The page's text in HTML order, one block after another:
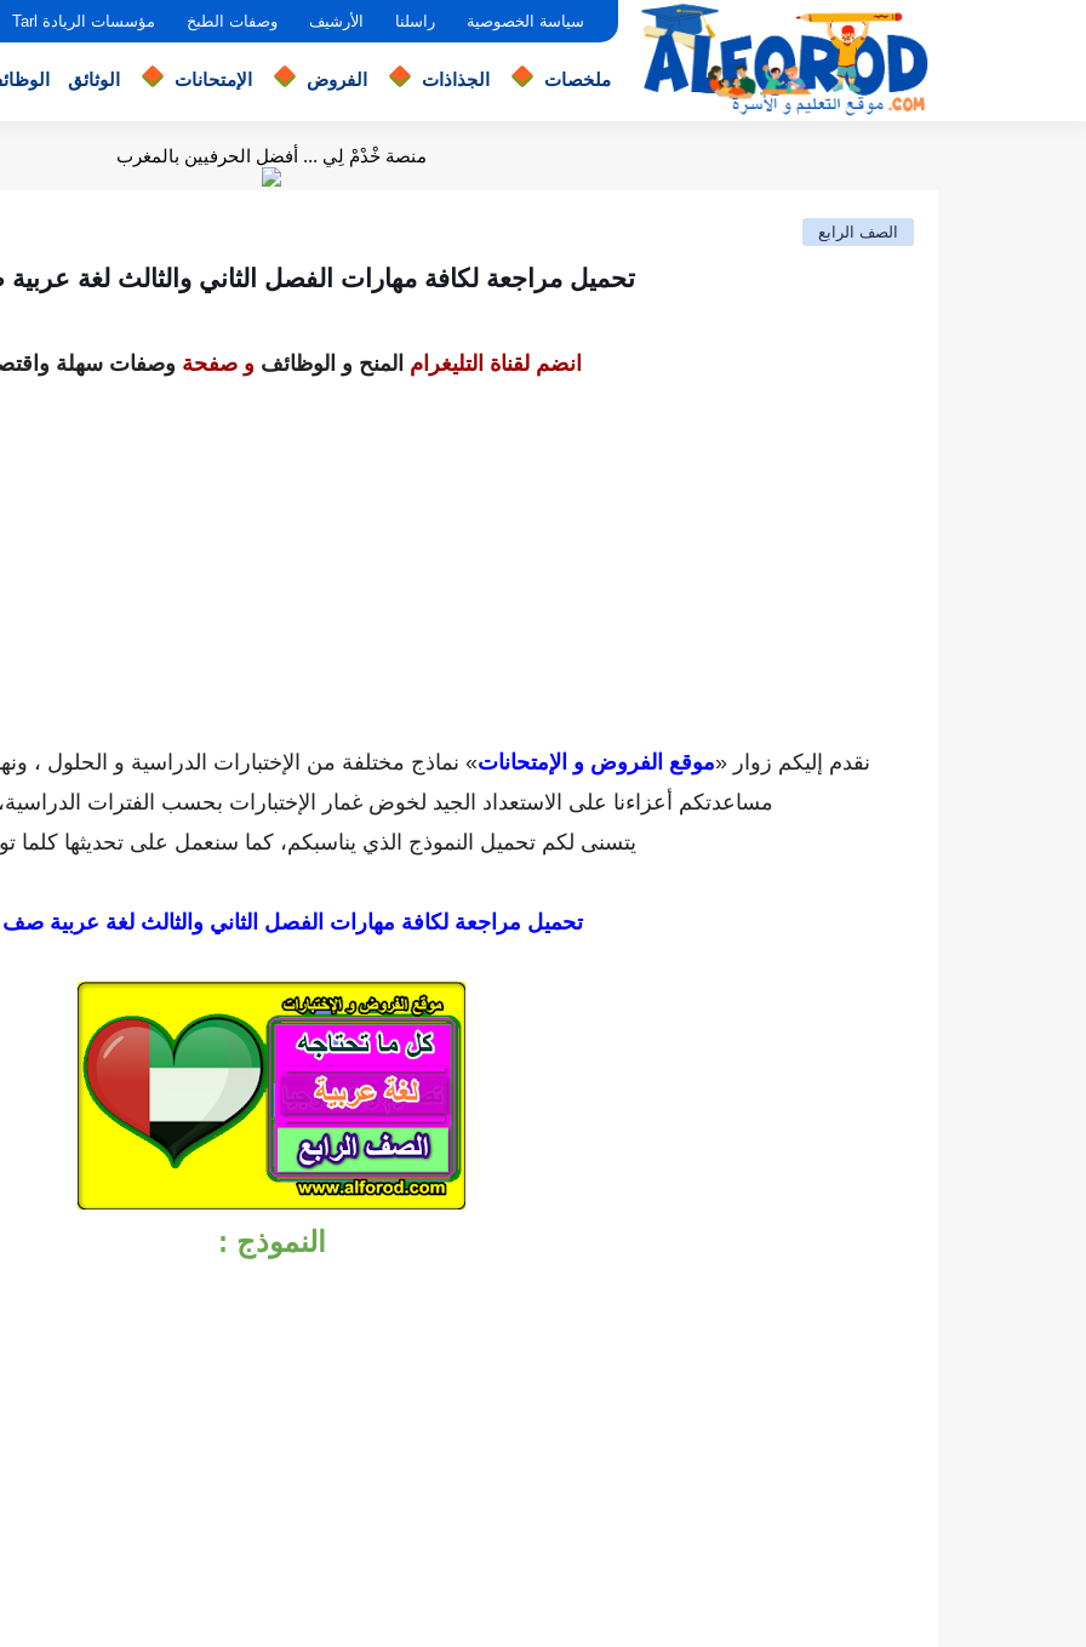
سياسة الخصوصية راسلنا الأرشيف وصفات الطبخ مؤسسات الريادة Tarl
ملخصات الجذاذات الفروض الإمتحانات الوثائق
منصة خْدْمْ لِي ... أفضل الحرفيين بالمغرب
الصف الرابع
تحميل مراجعة لكافة مهارات الفصل الثاني والثالث لغة
انضم لقناة التليغرام المنح و الوظائف و صفحة وصفات سهلة
نقدم إليكم زوار «موقع الفروض و الإمتحانات» نماذج مختلفة من الإختبارات الدراسية و الحلول ،
مساعدتكم أعزاءنا على الاستعداد الجيد لخوض غمار الإختبارات بحسب الفترات
يتسنى لكم تحميل النموذج الذي يناسبكم، كما سنعمل على تحديثها كلما
تحميل مراجعة لكافة مهارات الفصل الثاني والثالث لغة عربية صف
النموذج :